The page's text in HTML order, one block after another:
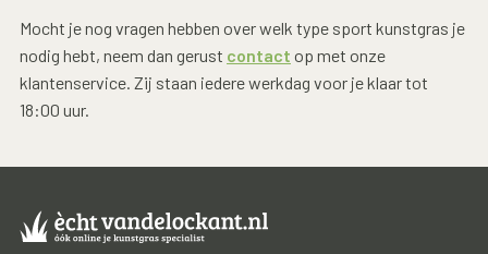
Mocht je nog vragen hebben over welk type sport kunstgras je
nodig hebt, neem dan gerust contact op met onze
klantenservice. Zij staan iedere werkdag voor je klaar tot
18:00 uur.